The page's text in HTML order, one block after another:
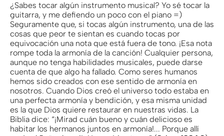
¿Sabes tocar algún instrumento musical? Yo sé tocar la
guitarra, y me defiendo un poco con el piano =)
Seguramente que, si tocas algún instrumento, una de las
cosas que peor te sientan es cuando tocas por
equivocación una nota que está fuera de tono. ¡Esa nota
rompe toda la armonía de la canción! Cualquier persona,
aunque no tenga habilidades musicales, puede darse
cuenta de que algo ha fallado. Como seres humanos
hemos sido creados con ese sentido de armonía en
nosotros. Cuando Dios creó el universo todo estaba en
una perfecta armonía y bendición, y esa misma unidad
es la que Dios quiere restaurar en nuestras vidas. La
Biblia dice: “¡Mirad cuán bueno y cuán delicioso es
habitar los hermanos juntos en armonía!... Porque allí